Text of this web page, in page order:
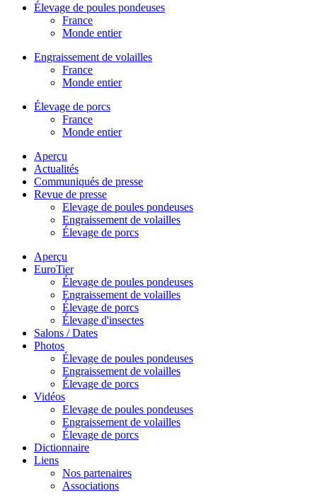
Élevage de poules pondeuses
France
Monde entier
Engraissement de volailles
France
Monde entier
Élevage de porcs
France
Monde entier
Aperçu
Actualités
Communiqués de presse
Revue de presse
Elevage de poules pondeuses
Engraissement de volailles
Élevage de porcs
Aperçu
EuroTier
Élevage de poules pondeuses
Engraissement de volailles
Élevage de porcs
Élevage d'insectes
Salons / Dates
Photos
Élevage de poules pondeuses
Engraissement de volailles
Élevage de porcs
Vidéos
Elevage de poules pondeuses
Engraissement de volailles
Élevage de porcs
Dictionnaire
Liens
Nos partenaires
Associations